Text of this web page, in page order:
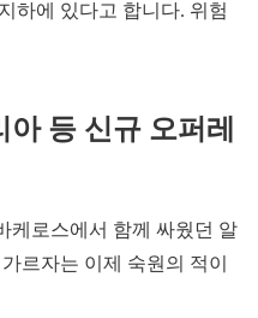
하에 있다고 합니다. 위험
등 신규 오퍼레
케로스에서 함께 싸웠던 알
르자는 이제 숙원의 적이